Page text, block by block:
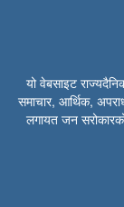
यो वेबसाइट
समाचार, आर्थिक,
लगायत जन